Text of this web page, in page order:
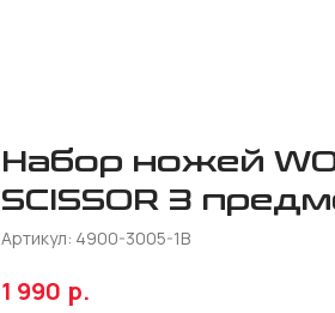
Набор ножей
SCISSOR 3
Артикул: 4900-3005-1B
1 990 р.